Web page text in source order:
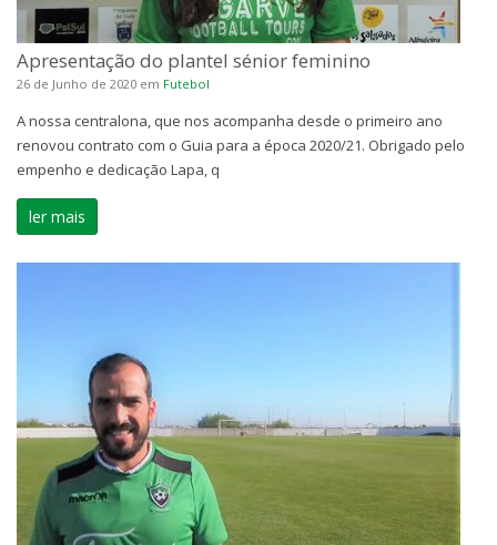
Apresentação do plantel sénior feminino
26 de Junho de 2020 em Futebol
A nossa centralona, que nos acompanha desde o primeiro ano
renovou contrato com o Guia para a época 2020/21. Obrigado pelo
empenho e dedicação Lapa, q
ler mais